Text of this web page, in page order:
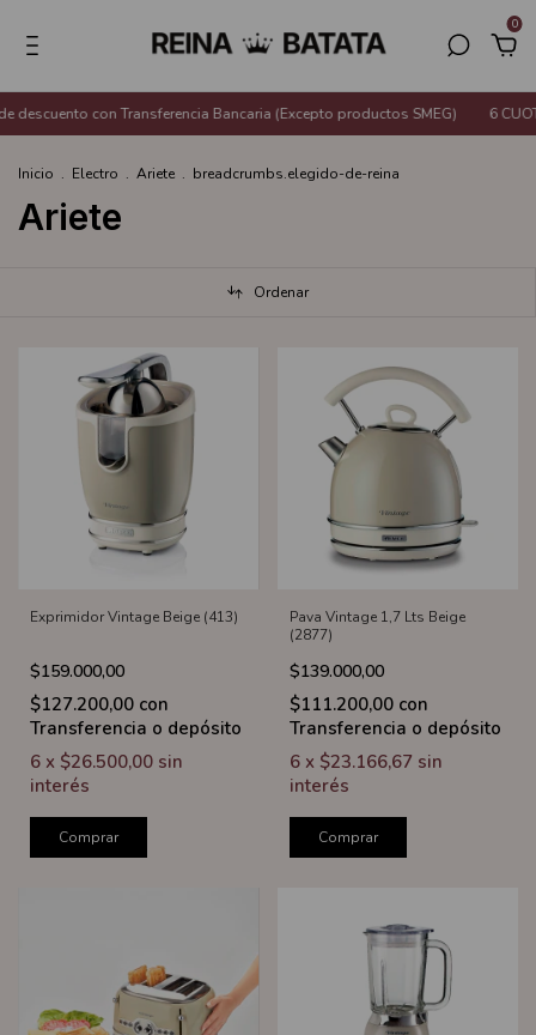
0
con Transferencia Bancaria (Excepto productos SMEG) 6 CUOTAS SIN
Inicio . Electro . Ariete . breadcrumbs.elegido-de-reina
Ariete
Ordenar
Exprimidor Vintage Beige (413)
$159.000,00
$127.200,00 con
Transferencia o depósito
6 x $26.500,00 sin
interés
Comprar
Pava Vintage 1,7 Lts Beige
(2877)
$139.000,00
$111.200,00 con
Transferencia o depósito
6 x $23.166,67 sin
interés
Comprar